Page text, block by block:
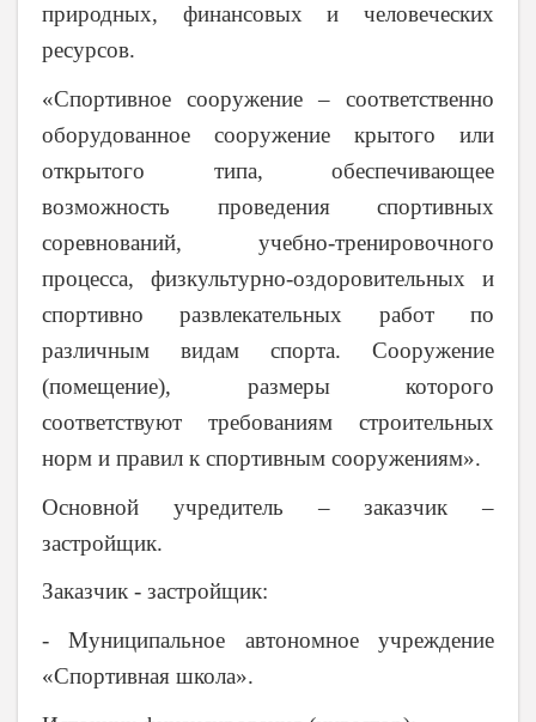
природных, финансовых и человеческих
ресурсов.
«Спортивное сооружение – соответственно
оборудованное сооружение крытого или
открытого типа, обеспечивающее
возможность проведения спортивных
соревнований, учебно-тренировочного
процесса, физкультурно-оздоровительных и
спортивно развлекательных работ по
различным видам спорта. Сооружение
(помещение), размеры которого
соответствуют требованиям строительных
норм и правил к спортивным сооружениям».
Основной учредитель – заказчик –
застройщик.
Заказчик - застройщик:
- Муниципальное автономное учреждение
«Спортивная школа».